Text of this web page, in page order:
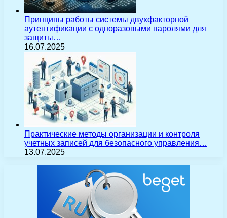
Принципы работы системы двухфакторной
аутентификации с одноразовыми паролями для
защиты…
16.07.2025
Практические методы организации и контроля
учетных записей для безопасного управления…
13.07.2025